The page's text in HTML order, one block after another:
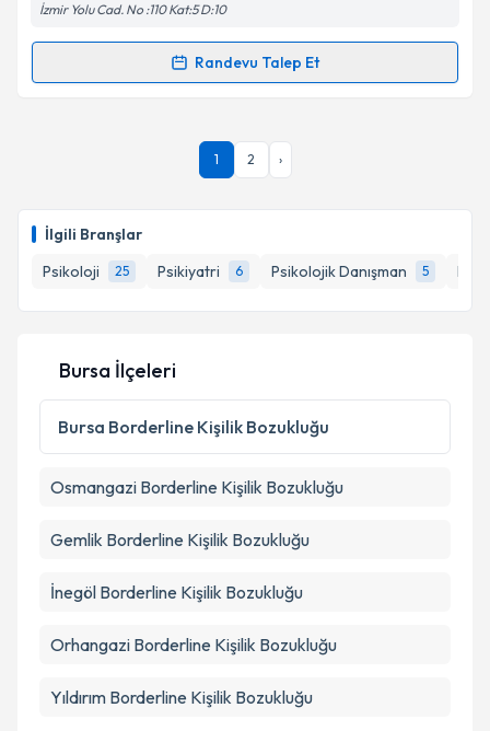
İlgili Branşlar
Psikoloji
25 Psikiyatri 6 Psikolojik Danışman 5
Kişisel verilerimin işlenmesine ilişkin
Metni'ni okudum ve kişisel verilerimin belirtilen
kapsamda işlenmesini kabul ediyorum.
İzmir Yolu Cad. No :110 Kat:5 D:10
Randevu Talep Et
Randevu Takvimi Talebi
Psk. Dan. Sinan Tayfuriçin randevu takvimi talebi
oluşturun. Size bu uzmandan randevu almanız için bir
E-posta Adresiniz
Metni'ni okudum ve kişisel verilerimin belirtilen
kapsamda işlenmesini kabul ediyorum.
Takvim Talebini Gönder
1 2 ›
Bursa İlçeleri
Bursa Borderline Kişilik Bozukluğu
Osmangazi Borderline Kişilik Bozukluğu
Gemlik Borderline Kişilik Bozukluğu
İnegöl Borderline Kişilik Bozukluğu
Orhangazi Borderline Kişilik Bozukluğu
Yıldırım Borderline Kişilik Bozukluğu